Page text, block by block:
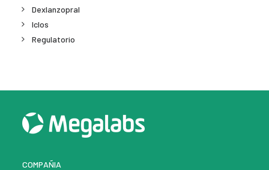
Dexlanzopral
Iclos
Regulatorio
COMPAÑIA